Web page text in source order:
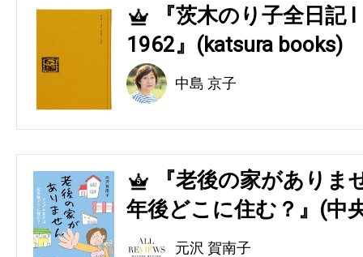
4
『茨木のり子全日記
1962』(katsura books)
中島 京子
5
『老後の家があり
年後どこに住む？』(中
元沢 賀南子